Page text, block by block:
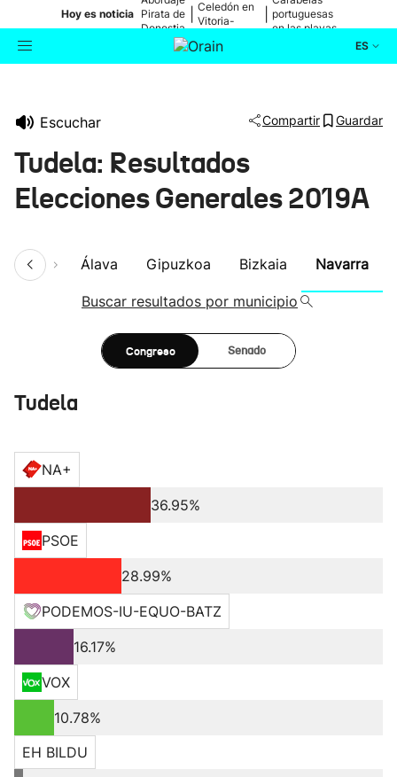
Hoy es noticia Pirata de
Donostia
Celedón en
Vitoria-
portuguesas
en las playas
ES
Escuchar Compartir Guardar
Tudela: Resultados
Elecciones Generales 2019A
Álava Gipuzkoa Bizkaia Navarra
Buscar resultados por municipio
Congreso Senado
Tudela
NA+
36.95%
PSOE
28.99%
PODEMOS-IU-EQUO-BATZ
16.17%
VOX
10.78%
EH BILDU